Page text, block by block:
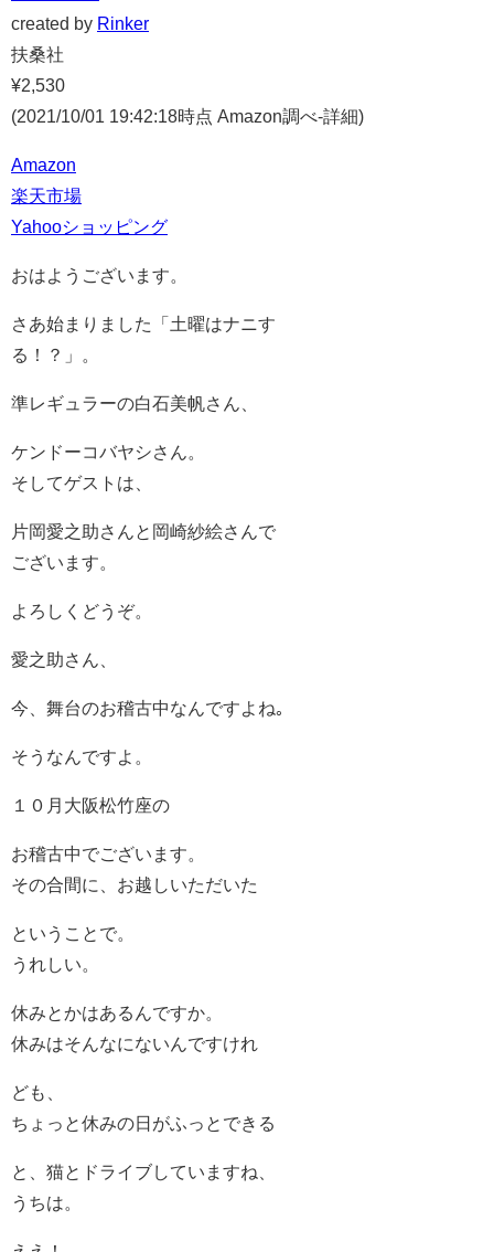
created by Rinker
扶桑社
¥2,530
(2021/10/01 19:42:18時点 Amazon調べ-詳細)
Amazon
楽天市場
Yahooショッピング
おはようございます。
さあ始まりました「土曜はナニす
る！？」。
準レギュラーの白石美帆さん、
ケンドーコバヤシさん。
そしてゲストは、
片岡愛之助さんと岡崎紗絵さんで
ございます。
よろしくどうぞ。
愛之助さん、
今、舞台のお稽古中なんですよね｡
そうなんですよ。
１０月大阪松竹座の
お稽古中でございます。
その合間に、お越しいただいた
ということで。
うれしい。
休みとかはあるんですか。
休みはそんなにないんですけれ
ども、
ちょっと休みの日がふっとできる
と、猫とドライブしていますね、
うちは。